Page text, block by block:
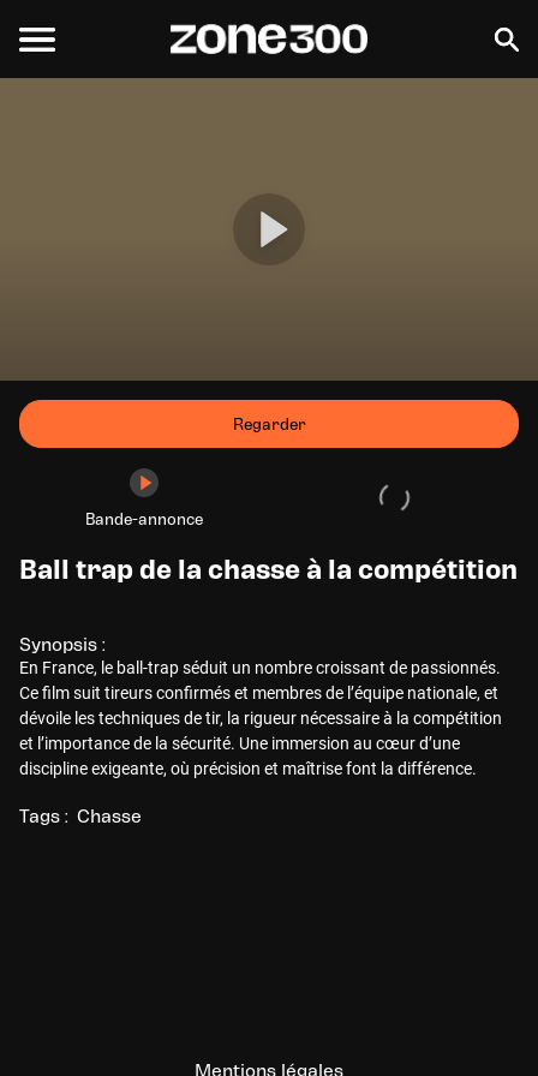
Regarder
Bande-annonce
Ball trap de la chasse à la compétition
Synopsis :
En France, le ball-trap séduit un nombre croissant de passionnés.
Ce film suit tireurs confirmés et membres de l’équipe nationale, et
dévoile les techniques de tir, la rigueur nécessaire à la compétition
et l’importance de la sécurité. Une immersion au cœur d’une
discipline exigeante, où précision et maîtrise font la différence.
Tags : Chasse